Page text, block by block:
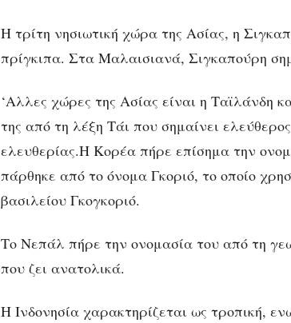
Η τρίτη νησιωτική χώρα της Ασίας, η
πρίγκιπα. Στα Μαλαισιανά, Σιγκαπούρη
‘Αλλες χώρες της Ασίας είναι η Ταϊλάνδη
της από τη λέξη Τάι που σημαίνει
ελευθερίας.Η Κορέα πήρε επίσημα την
πάρθηκε από το όνομα Γκοριό, το οποίο
βασιλείου Γκογκοριό.
Το Νεπάλ πήρε την ονομασία του από τη
που ζει ανατολικά.
Η Ινδονησία χαρακτηρίζεται ως τροπική,